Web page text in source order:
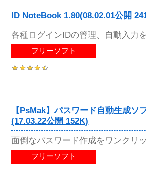
ID NoteBook 1.80(08.02.01公開
各種ログインIDの管理、自動入力
フリーソフト
【PsMak】パスワード自動生成ソ
(17.03.22公開 152K)
面倒なパスワード作成をワンクリ
フリーソフト